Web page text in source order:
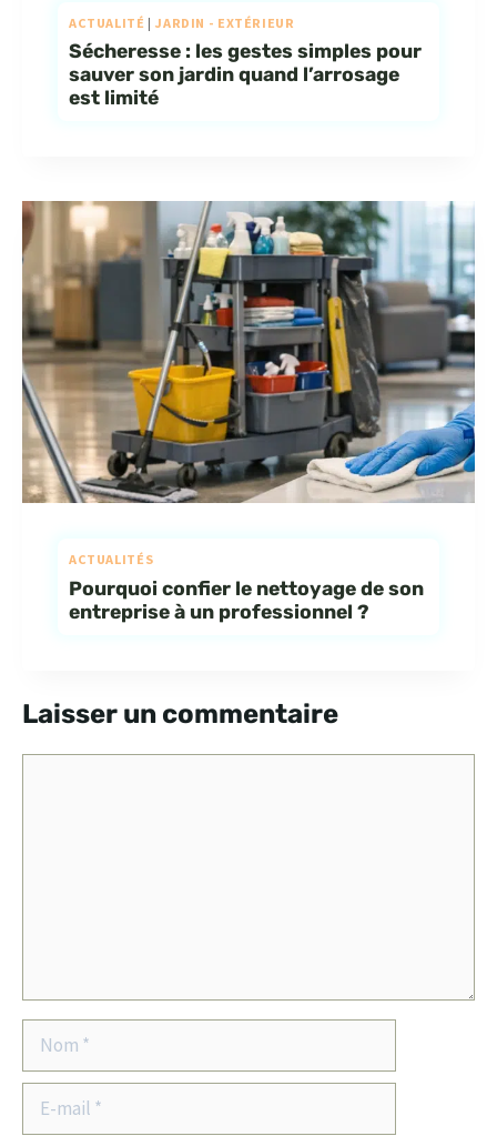
ACTUALITÉ | JARDIN - EXTÉRIEUR
Sécheresse : les gestes simples pour
sauver son jardin quand l’arrosage
est limité
ACTUALITÉS
Pourquoi confier le nettoyage de son
entreprise à un professionnel ?
Laisser un commentaire
mail